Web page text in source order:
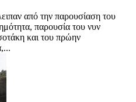
από την παρουσίαση του
παρουσία του νυν
και του πρώην